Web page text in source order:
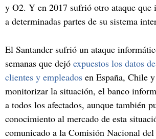
y O2. Y en 2017 sufrió otro ataque que
a determinadas partes de su sistema
El Santander sufrió un ataque
semanas que dejó expuestos los datos
clientes y empleados en España, Chile
monitorizar la situación, el banco
a todos los afectados, aunque también
conocimiento al mercado de esta
comunicado a la Comisión Nacional